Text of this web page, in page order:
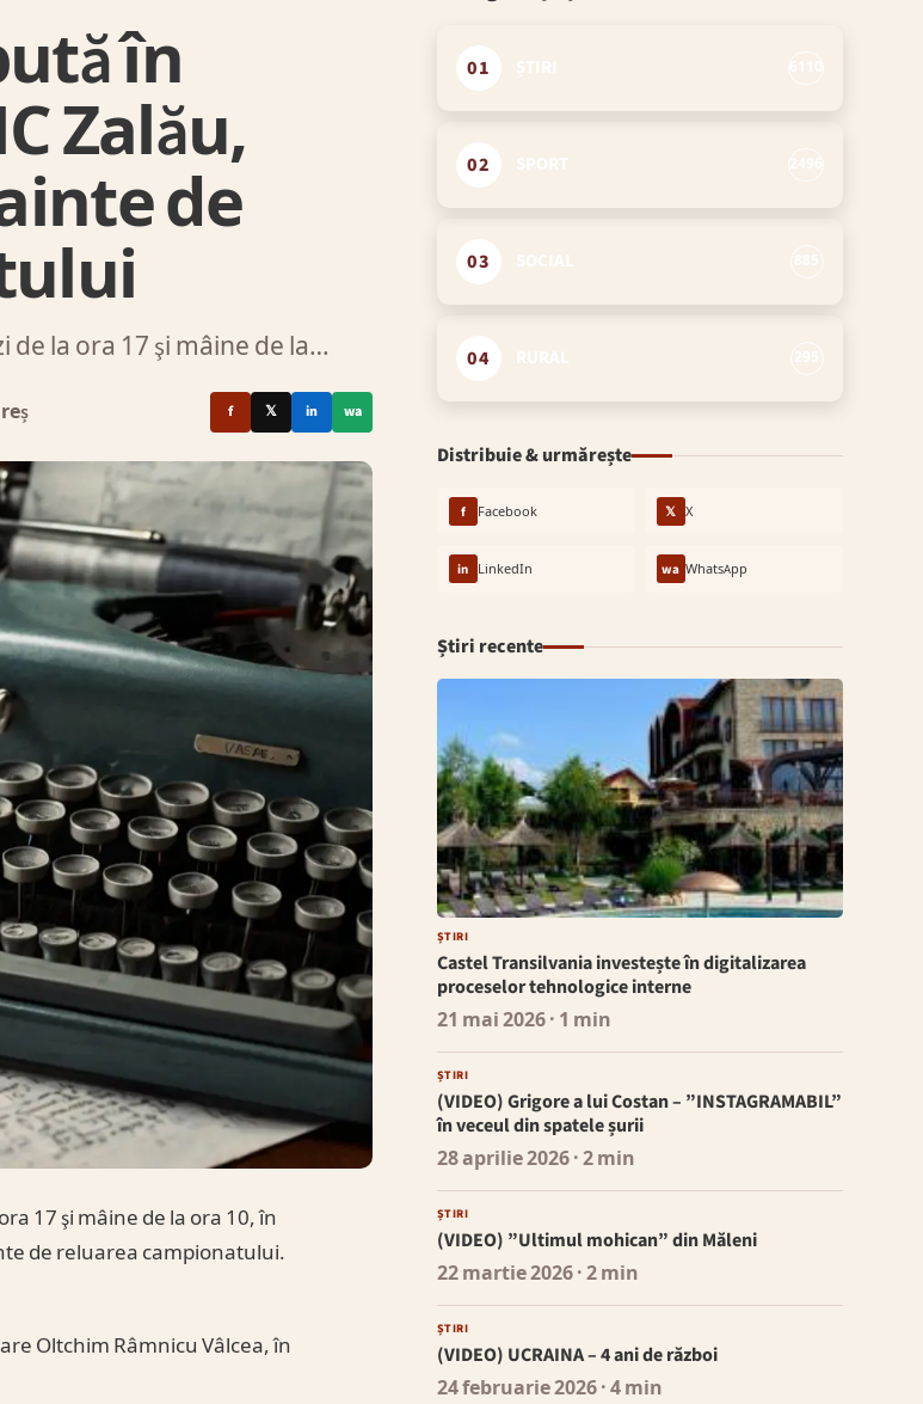
în
Zalău,
de
de la ora 17 şi mâine de la…
f 𝕏 in wa
17 şi mâine de la ora 10, în
de reluarea campionatului.
Oltchim Râmnicu Vâlcea, în
01
02
03
04
Distribuie & urmărește
f Facebook 𝕏 X
in LinkedIn wa WhatsApp
Știri recente
ȘTIRI
Castel Transilvania investește în digitalizarea
proceselor tehnologice interne
21 mai 2026· 1 min
ȘTIRI
(VIDEO) Grigore a lui Costan – ”INSTAGRAMABIL”
în veceul din spatele șurii
28 aprilie 2026· 2 min
ȘTIRI
(VIDEO) ”Ultimul mohican” din Măleni
22 martie 2026· 2 min
ȘTIRI
(VIDEO) UCRAINA – 4 ani de război
24 februarie 2026· 4 min